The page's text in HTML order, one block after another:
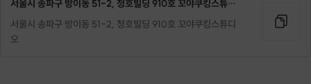
서울시 송파구 방이동 51-2, 청호빌딩 910호 꼬야쿠킹스튜디오
서울시 송파구 방이동 51-2, 청호빌딩 910호 꼬야쿠킹스튜디
오